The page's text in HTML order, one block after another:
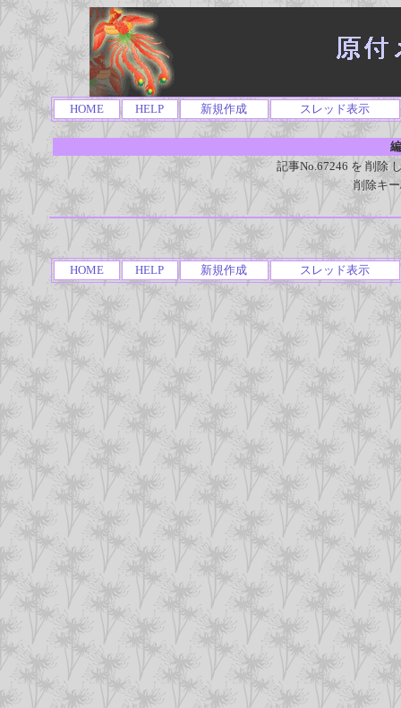
HOME HELP 新規作成 スレッド表示
記事No.67246 を 削除
削除キ
HOME HELP 新規作成 スレッド表示